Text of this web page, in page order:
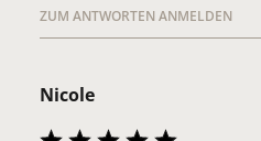
ZUM ANTWORTEN ANMELDEN
Nicole